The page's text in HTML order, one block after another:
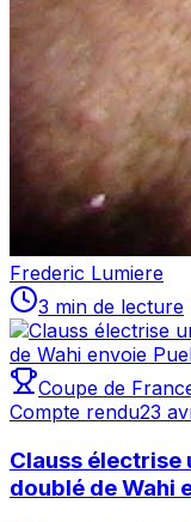
Frederic Lumiere
3 min de lecture
Coupe de
Compte rendu23
Clauss électrise
doublé de Wahi